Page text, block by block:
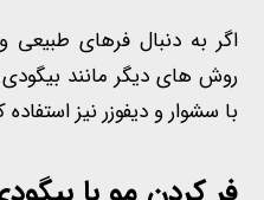
اگر به دنبال فرهای طبیعی
روش های دیگر مانند
با سشوار و دیفوزر نیز استفاده